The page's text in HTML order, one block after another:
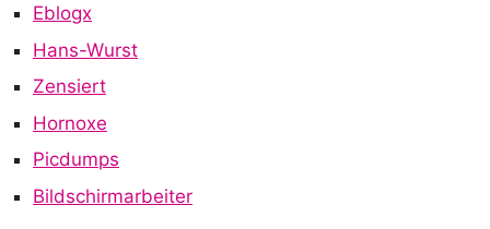
Eblogx
Hans-Wurst
Zensiert
Hornoxe
Picdumps
Bildschirmarbeiter